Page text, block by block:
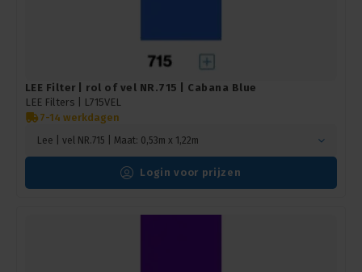
LEE Filter | rol of vel NR.715 | Cabana Blue
LEE Filters |
L715VEL
7-14 werkdagen
Lee | vel NR.715 | Maat: 0,53m x 1,22m
Login voor prijzen